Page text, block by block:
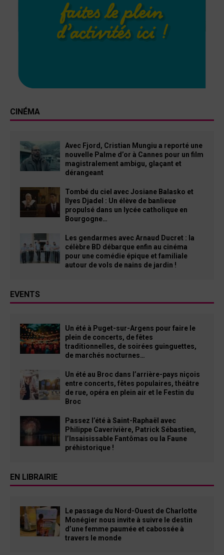
CINÉMA
Avec Fjord, Cristian Mungiu a reporté une
nouvelle Palme d’or à Cannes pour un film
magistralement ambigu, glaçant et
dérangeant
Tombé du ciel avec Josiane Balasko et
Ilyes Djadel : Un élève de banlieue
propulsé dans un lycée catholique en
Bourgogne…
Les gendarmes avec Arnaud Ducret : la
célèbre BD débarque enfin au cinéma
pour une comédie épique et familiale
autour de vols de nains de jardin !
EVENTS
Un été à Puget-sur-Argens pour faire le
plein de concerts, de fêtes
traditionnelles, de soirées guinguettes,
de marchés nocturnes…
Un été au Broc dans l’arrière-pays niçois
entre concerts, fêtes populaires, théâtre
de rue, opéra en plein air et le Festin du
Broc
Passez l’été à Saint-Raphaël avec
Philippe Caverivière, Patrick Sébastien,
l’Insaisissable Fantômas ou la Faune
préhistorique !
EN LIBRAIRIE
Le passage du Nord-Ouest de Charlotte
Monégier nous invite à suivre le destin
d’une femme paumée et cabossée à
travers le monde